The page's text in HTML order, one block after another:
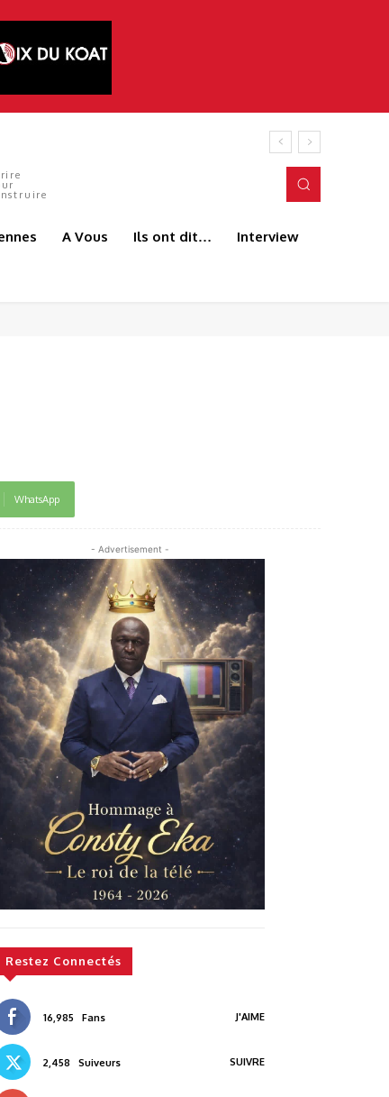
A Vous Ils ont dit… Interview
WhatsApp
- Advertisement -
Restez Connectés
16,985 Fans J'AIME
2,458 Suiveurs SUIVRE